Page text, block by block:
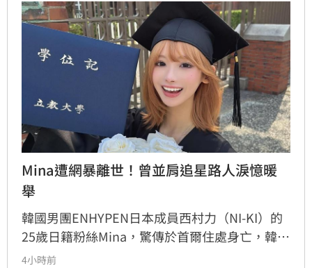
Mina遭網暴離世！曾並肩追星路人淚憶暖
舉
韓國男團ENHYPEN日本成員西村力（NI-KI）的
25歲日籍粉絲Mina，驚傳於首爾住處身亡，韓國
警方證實接獲報案並介入調查。生前Mina因追星
4小時前